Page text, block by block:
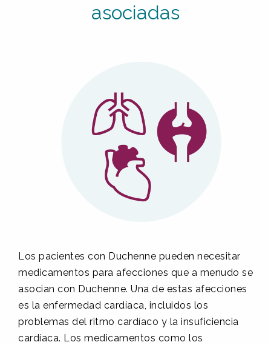
asociadas
Los pacientes con Duchenne pueden necesitar
medicamentos para afecciones que a menudo se
asocian con Duchenne. Una de estas afecciones
es la enfermedad cardíaca, incluidos los
problemas del ritmo cardíaco y la insuficiencia
cardíaca. Los medicamentos como los